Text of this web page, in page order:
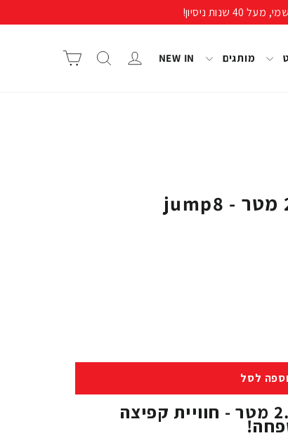
מותגים NEW IN התחבר/י חיפוש
לסל
טרמפולינה מקצועית 2.4 מטר - חוויית קפיצה